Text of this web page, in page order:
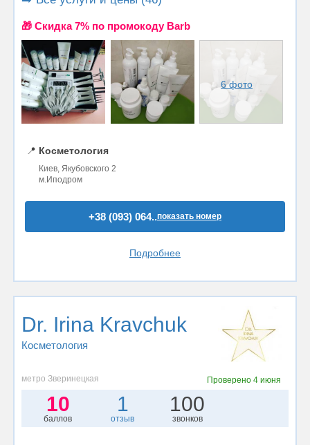
🎁 Cкидка 7% по промокоду Barb
6 фото
📍 Косметология
Киев, Якубовского 2
м.Иподром
+38 (093) 064..показать номер
Подробнее
Dr. Irina Kravchuk
Косметология
метро Зверинецкая Проверено4 июня
10
баллов
1
отзыв
100
звонков